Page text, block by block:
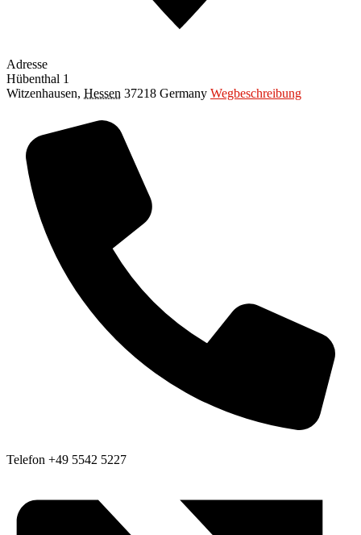
Adresse
Hübenthal 1
Witzenhausen, Hessen 37218 Germany Wegbeschreibung
Telefon +49 5542 5227